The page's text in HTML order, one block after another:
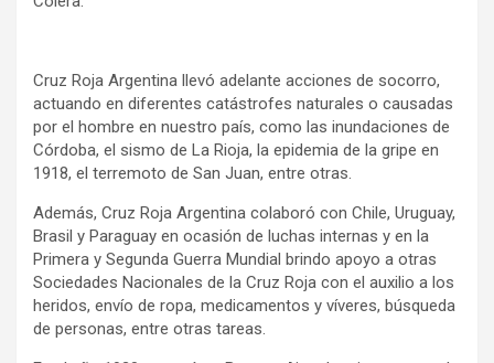
Cruz Roja Argentina llevó adelante acciones de socorro,
actuando en diferentes catástrofes naturales o causadas
por el hombre en nuestro país, como las inundaciones de
Córdoba, el sismo de La Rioja, la epidemia de la gripe en
1918, el terremoto de San Juan, entre otras.
Además, Cruz Roja Argentina colaboró con Chile, Uruguay,
Brasil y Paraguay en ocasión de luchas internas y en la
Primera y Segunda Guerra Mundial brindo apoyo a otras
Sociedades Nacionales de la Cruz Roja con el auxilio a los
heridos, envío de ropa, medicamentos y víveres, búsqueda
de personas, entre otras tareas.